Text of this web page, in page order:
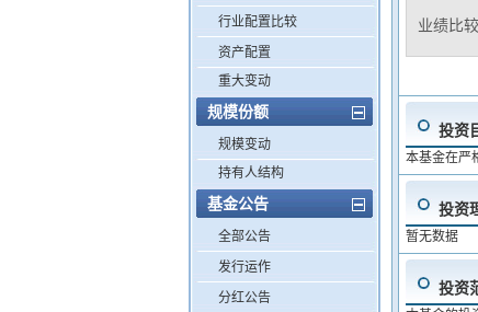
行业配置比较
资产配置
重大变动
规模份额
规模变动
持有人结构
基金公告
全部公告
发行运作
分红公告
业绩比
投资
本基金在严
投资
暂无数据
投资